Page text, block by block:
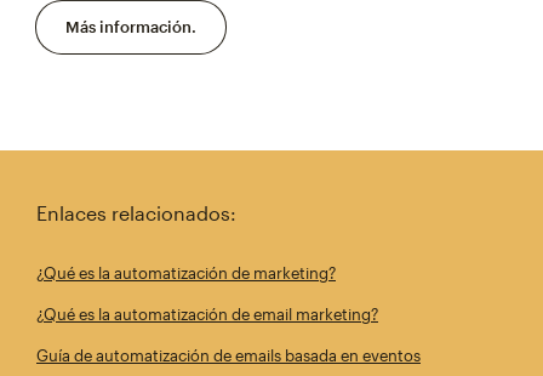
Más información.
Enlaces relacionados:
¿Qué es la automatización de marketing?
¿Qué es la automatización de email marketing?
Guía de automatización de emails basada en eventos